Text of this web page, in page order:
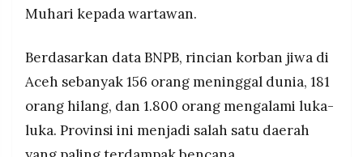
Muhari kepada wartawan.
Berdasarkan data BNPB, rincian korban jiwa di
Aceh sebanyak 156 orang meninggal dunia, 181
orang hilang, dan 1.800 orang mengalami luka-
luka. Provinsi ini menjadi salah satu daerah